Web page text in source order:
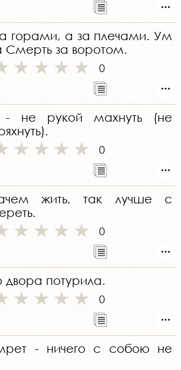
горами, а за плечами. Ум
за воротом.
0
- не рукой махнуть (не
0
жить, так лучше с
0
двора потурила.
0
- ничего с собою не